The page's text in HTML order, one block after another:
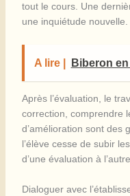
tout le cours. Une
une inquiétude nouvelle.
A lire | Biberon
Après l’évaluation, le
correction, comprendre
d’amélioration sont des
l’élève cesse de subir
d’une évaluation à l’autre.
Dialoguer avec